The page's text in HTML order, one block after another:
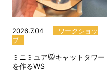
2026.7.04
ワークショッ
プ
ミニミュア😸キャットタワー
を作るWS